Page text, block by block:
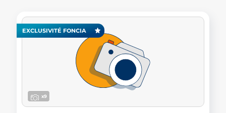
EXCLUSIVITÉ FONCIA
x9